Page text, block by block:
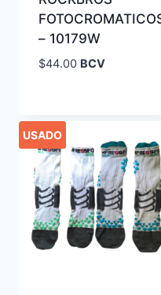
– 10179W
$44.00 BCV
USADO